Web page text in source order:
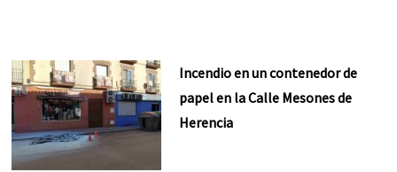
Incendio en un contenedor de
papel en la Calle Mesones de
Herencia